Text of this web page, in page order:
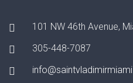
101 NW 46th Avenue,
305-448-7087